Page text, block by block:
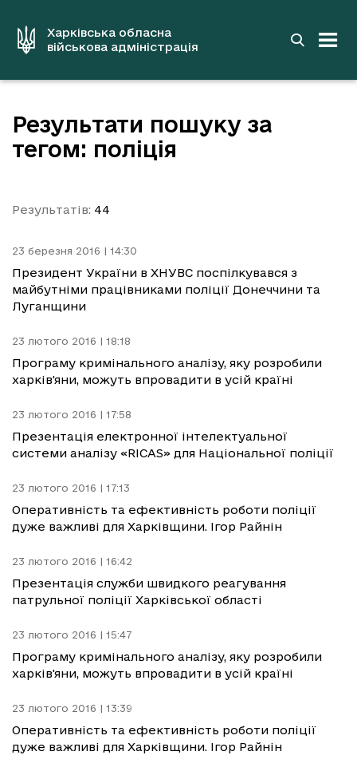
вмістуХарківська обласна
військова адміністрація
Результати пошуку за
тегом: поліція
Результатів: 44
23 березня 2016 | 14:30
Президент України в ХНУВС поспілкувався з
майбутніми працівниками поліції Донеччини та
Луганщини
23 лютого 2016 | 18:18
Програму кримінального аналізу, яку розробили
харків'яни, можуть впровадити в усій країні
23 лютого 2016 | 17:58
Презентація електронної інтелектуальної
системи аналізу «RICAS» для Національної поліції
23 лютого 2016 | 17:13
Оперативність та ефективність роботи поліції
дуже важливі для Харківщини. Ігор Райнін
23 лютого 2016 | 16:42
Презентація служби швидкого реагування
патрульної поліції Харківської області
23 лютого 2016 | 15:47
Програму кримінального аналізу, яку розробили
харків'яни, можуть впровадити в усій країні
23 лютого 2016 | 13:39
Оперативність та ефективність роботи поліції
дуже важливі для Харківщини. Ігор Райнін